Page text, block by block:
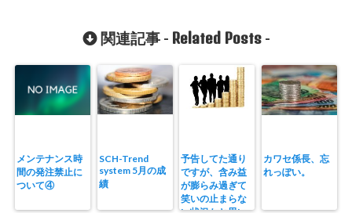
関連記事 - Related Posts-
メンテナンス時
間の発注禁止に
ついて④
SCH-Trend
system 5月の成
績
予告してた通り
ですが、含み益
が膨らみ過ぎて
笑いの止まらな
カワセ係長、忘
れっぽい。